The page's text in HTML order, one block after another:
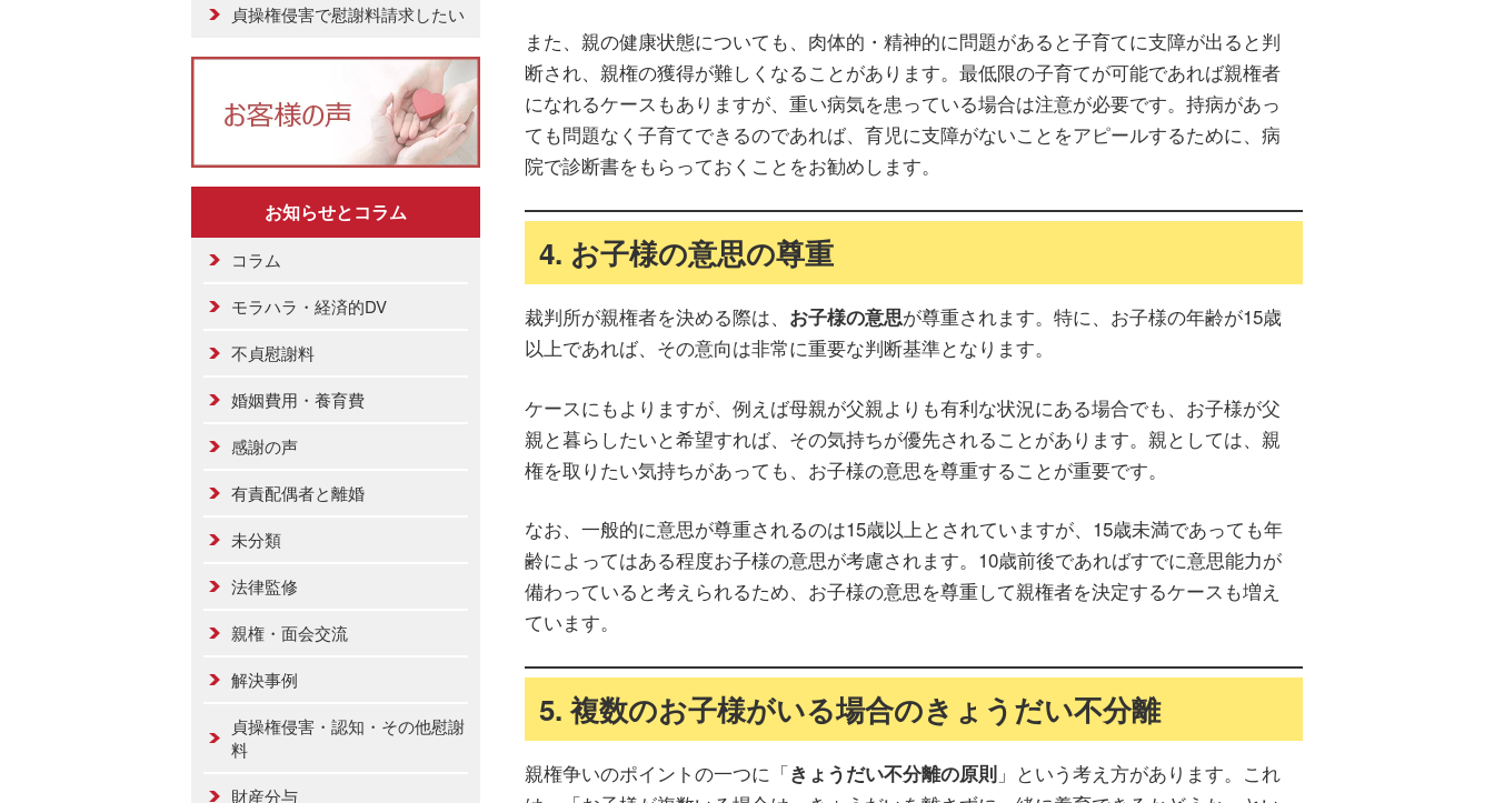
また、親の健康状態についても、肉体的・精神的に問題があると子育てに支障が出ると判
断され、親権の獲得が難しくなることがあります。最低限の子育てが可能であれば親権者
になれるケースもありますが、重い病気を患っている場合は注意が必要です。持病があっ
ても問題なく子育てできるのであれば、育児に支障がないことをアピールするために、病
院で診断書をもらっておくことをお勧めします。
4. お子様の意思の尊重
裁判所が親権者を決める際は、 お子様の意思が尊重されます。特に、お子様の年齢が15歳
以上であれば、その意向は非常に重要な判断基準となります。
ケースにもよりますが、例えば母親が父親よりも有利な状況にある場合でも、お子様が父
親と暮らしたいと希望すれば、その気持ちが優先されることがあります。親としては、親
権を取りたい気持ちがあっても、お子様の意思を尊重することが重要です。
なお、一般的に意思が尊重されるのは15歳以上とされていますが、15歳未満であっても年
齢によってはある程度お子様の意思が考慮されます。10歳前後であればすでに意思能力が
備わっていると考えられるため、お子様の意思を尊重して親権者を決定するケースも増え
ています。
5. 複数のお子様がいる場合のきょうだい不分離
親権争いのポイントの一つに「きょうだい不分離の原則 」という考え方があります。これ
貞操権侵害で慰謝料請求したい
お知らせとコラム
コラム
モラハラ・経済的DV
不貞慰謝料
婚姻費用・養育費
感謝の声
有責配偶者と離婚
未分類
法律監修
親権・面会交流
解決事例
貞操権侵害・認知・その他慰謝
料
財産分与